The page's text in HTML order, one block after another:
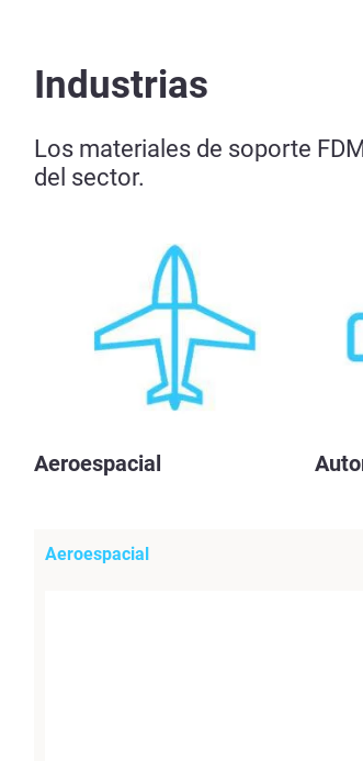
Industrias
Los materiales de soporte
del sector.
Aeroespacial
Aeroespacial